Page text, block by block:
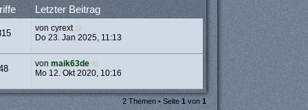
Letzter Beitrag
voncyrext
Do 23. Jan 2025, 11:13
vonmaik63de
Mo 12. Okt 2020, 10:16
2 Themen • Seite1 von1